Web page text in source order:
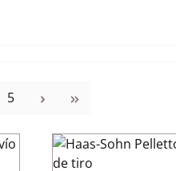
Página
5